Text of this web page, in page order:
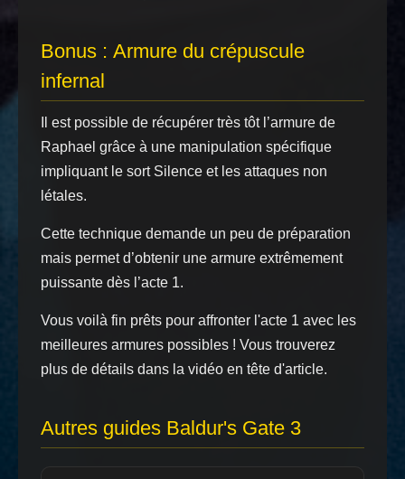
Bonus : Armure du crépuscule
infernal
Il est possible de récupérer très tôt l’armure de
Raphael grâce à une manipulation spécifique
impliquant le sort Silence et les attaques non
létales.
Cette technique demande un peu de préparation
mais permet d’obtenir une armure extrêmement
puissante dès l’acte 1.
Vous voilà fin prêts pour affronter l'acte 1 avec les
meilleures armures possibles ! Vous trouverez
plus de détails dans la vidéo en tête d'article.
Autres guides Baldur's Gate 3